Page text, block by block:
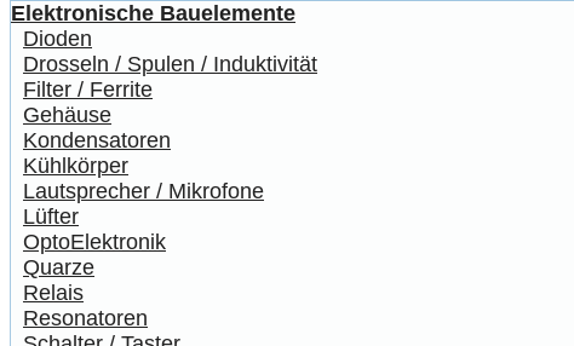
Elektronische Bauelemente
Dioden
Drosseln / Spulen / Induktivität
Filter / Ferrite
Gehäuse
Kondensatoren
Kühlkörper
Lautsprecher / Mikrofone
Lüfter
OptoElektronik
Quarze
Relais
Resonatoren